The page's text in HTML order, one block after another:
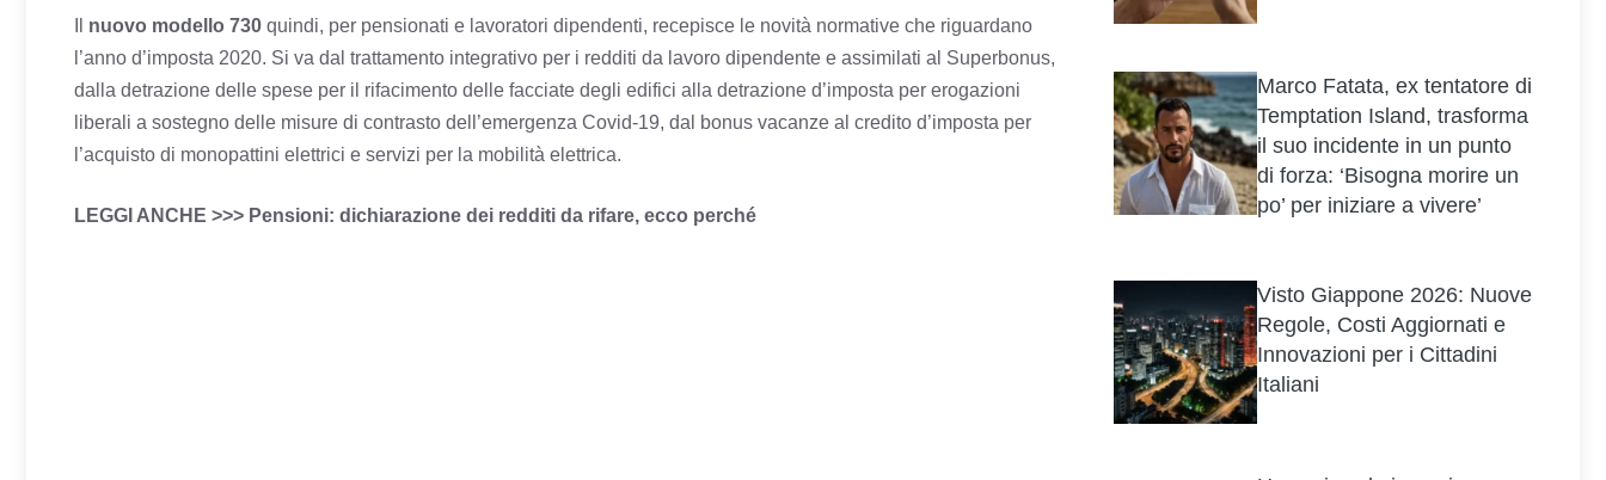
nuovo modello 730 quindi, per pensionati e lavoratori dipendenti, recepisce le novità normative che riguardano
l’anno d’imposta 2020. Si va dal trattamento integrativo per i redditi da lavoro dipendente e assimilati al Superbonus,
dalla detrazione delle spese per il rifacimento delle facciate degli edifici alla detrazione d’imposta per erogazioni
liberali a sostegno delle misure di contrasto dell’emergenza Covid-19, dal bonus vacanze al credito d’imposta per
l’acquisto di monopattini elettrici e servizi per la mobilità elettrica.
LEGGI ANCHE >>> Pensioni: dichiarazione dei redditi da rifare, ecco perché
Marco Fatata, ex tentatore di
Temptation Island, trasforma
il suo incidente in un punto
di forza: ‘Bisogna morire un
po’ per iniziare a vivere’
Visto Giappone 2026: Nuove
Regole, Costi Aggiornati e
Innovazioni per i Cittadini
Italiani